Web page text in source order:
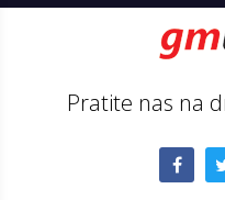
Pratite nas na